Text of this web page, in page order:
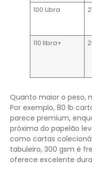
100 Libra
110 libra+
Quanto maior o peso,
Por exemplo, 80 lb
parece premium,
próxima do papelão
como cartas
tabuleiro, 300 gsm é
oferece excelente